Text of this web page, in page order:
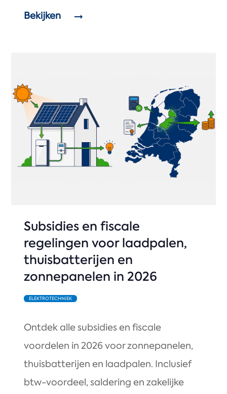
Bekijken
Subsidies en fiscale
regelingen voor laadpalen,
thuisbatterijen en
zonnepanelen in 2026
ELEKTROTECHNIEK
Ontdek alle subsidies en fiscale
voordelen in 2026 voor zonnepanelen,
thuisbatterijen en laadpalen. Inclusief
btw-voordeel, saldering en zakelijke